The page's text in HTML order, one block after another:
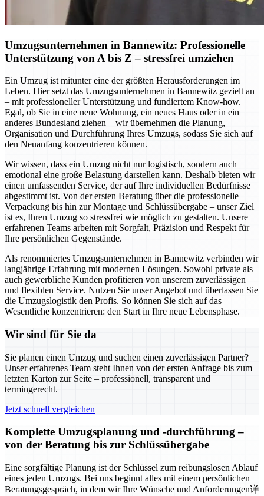
Umzugsunternehmen in Bannewitz: Professionelle
Unterstützung von A bis Z – stressfrei umziehen
Ein Umzug ist mitunter eine der größten Herausforderungen im
Leben. Hier setzt das Umzugsunternehmen in Bannewitz gezielt an
– mit professioneller Unterstützung und fundiertem Know-how.
Egal, ob Sie in eine neue Wohnung, ein neues Haus oder in ein
anderes Bundesland ziehen – wir übernehmen die Planung,
Organisation und Durchführung Ihres Umzugs, sodass Sie sich auf
den Neuanfang konzentrieren können.
Wir wissen, dass ein Umzug nicht nur logistisch, sondern auch
emotional eine große Belastung darstellen kann. Deshalb bieten wir
einen umfassenden Service, der auf Ihre individuellen Bedürfnisse
abgestimmt ist. Von der ersten Beratung über die professionelle
Verpackung bis hin zur Montage und Schlüssübergabe – unser Ziel
ist es, Ihren Umzug so stressfrei wie möglich zu gestalten. Unsere
erfahrenen Teams arbeiten mit Sorgfalt, Präzision und Respekt für
Ihre persönlichen Gegenstände.
Als renommiertes Umzugsunternehmen in Bannewitz verbinden wir
langjährige Erfahrung mit modernen Lösungen. Sowohl private als
auch gewerbliche Kunden profitieren von unserem zuverlässigen
und flexiblen Service. Nutzen Sie unser Angebot und überlassen Sie
die Umzugslogistik den Profis. So können Sie sich auf das
Wesentliche konzentrieren: den Start in Ihre neue Lebensphase.
Wir sind für Sie da
Sie planen einen Umzug und suchen einen zuverlässigen Partner?
Unser erfahrenes Team steht Ihnen von der ersten Anfrage bis zum
letzten Karton zur Seite – professionell, transparent und
termingerecht.
Jetzt schnell vergleichen
Komplette Umzugsplanung und -durchführung –
von der Beratung bis zur Schlüssübergabe
Eine sorgfältige Planung ist der Schlüssel zum reibungslosen Ablauf
eines jeden Umzugs. Bei uns beginnt alles mit einem persönlichen
Beratungsgespräch, in dem wir Ihre Wünsche und Anforderungen详